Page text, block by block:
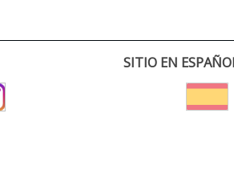
SITIO EN